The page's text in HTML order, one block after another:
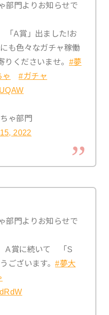
部門よりお知らせで
「A賞」出ました!お
も色々なガチャ稼働
りくださいませ。 #夢
ゃ
#ガチャ
ゃ部門
2022
部門よりお知らせで
A賞に続いて 「S
ございます。#夢大